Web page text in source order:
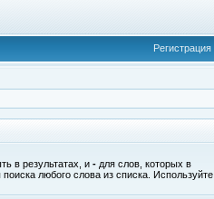
Регистрация
в результатах, и - для слов, которых в
поиска любого слова из списка. Используйте